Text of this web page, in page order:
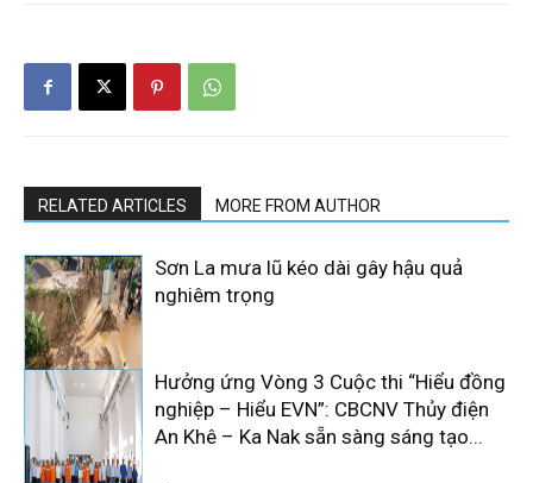
RELATED ARTICLES MORE FROM AUTHOR
Sơn La mưa lũ kéo dài gây hậu quả
nghiêm trọng
Hưởng ứng Vòng 3 Cuộc thi “Hiểu đồng
nghiệp – Hiểu EVN”: CBCNV Thủy điện
An Khê – Ka Nak sẵn sàng sáng tạo...